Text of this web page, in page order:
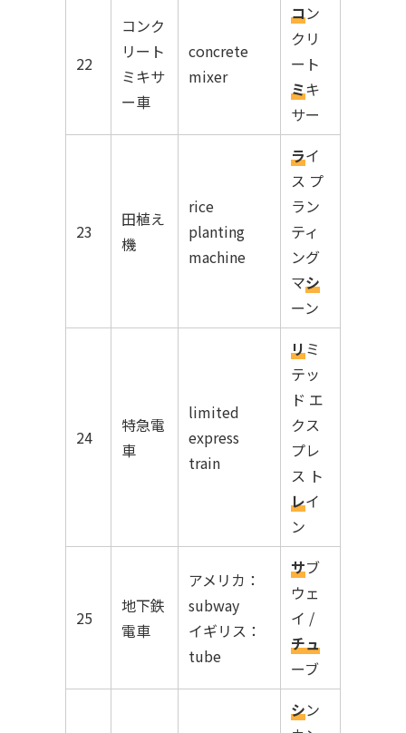
22
コンク
リート
ミキサ
ー車
concrete
mixer
コン
クリ
ート
ミキ
サー
23
田植え
機
rice
planting
machine
ライ
ス プ
ラン
ティ
ング
マシ
ーン
24
特急電
車
limited
express
train
リミ
テッ
ド エ
クス
プレ
ス ト
レイ
ン
25
地下鉄
電車
アメリカ：
subway
イギリス：
tube
サブ
ウェ
イ /
チュ
ーブ
シン